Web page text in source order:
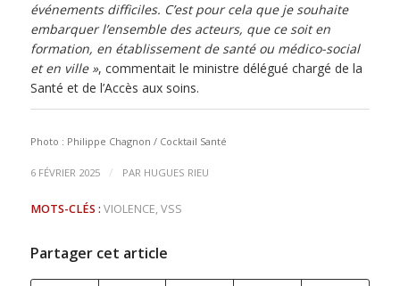
événements difficiles. C’est pour cela que je souhaite
embarquer l’ensemble des acteurs, que ce soit en
formation, en établissement de santé ou médico-social
et en ville », commentait le ministre délégué chargé de la
Santé et de l’Accès aux soins.
Photo : Philippe Chagnon / Cocktail Santé
6 FÉVRIER 2025 / PAR HUGUES RIEU
MOTS-CLÉS : VIOLENCE, VSS
Partager cet article